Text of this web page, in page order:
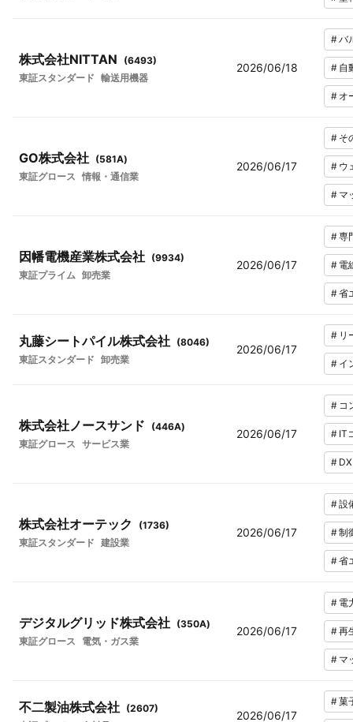
株式会社NITTAN (6493)
東証スタンダード 輸送用機器
2026/06/18
#バ
# 自
# オ
GO株式会社 (581A)
東証グロース 情報・通信業
2026/06/17
# そ
# ウ
# マ
因幡電機産業株式会社 (9934)
東証プライム 卸売業
2026/06/17
#専
# 電
#省
丸藤シートパイル株式会社 (8046)
東証スタンダード 卸売業
2026/06/17
# リ
# イ
株式会社ノースサンド (446A)
東証グロース サービス業
2026/06/17
# コ
# IT
# DX
株式会社オーテック (1736)
東証スタンダード 建設業
2026/06/17
#設
#制
#省
デジタルグリッド株式会社 (350A)
東証グロース
電気・ガス業
2026/06/17
# 電
#再
# マ
不二製油株式会社 (2607)
2026/06/17
#菓